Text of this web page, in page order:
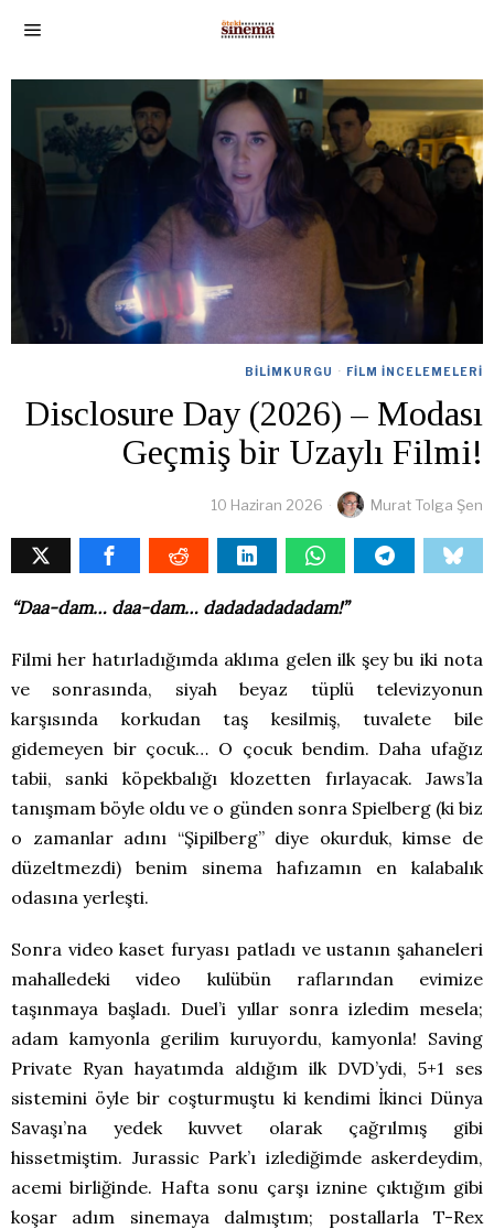
BILIMKURGU · FILM İNCELEMELERI
Disclosure Day (2026) – Modası
Geçmiş bir Uzaylı Filmi!
10 Haziran 2026 Murat Tolga Şen
“Daa-dam… daa-dam… dadadadadadam!”
Filmi her hatırladığımda aklıma gelen ilk şey bu iki nota
ve sonrasında, siyah beyaz tüplü televizyonun
karşısında korkudan taş kesilmiş, tuvalete bile
gidemeyen bir çocuk… O çocuk bendim. Daha ufağız
tabii, sanki köpekbalığı klozetten fırlayacak. Jaws’la
tanışmam böyle oldu ve o günden sonra Spielberg (ki biz
o zamanlar adını “Şipilberg” diye okurduk, kimse de
düzeltmezdi) benim sinema hafızamın en kalabalık
odasına yerleşti.
Sonra video kaset furyası patladı ve ustanın şahaneleri
mahalledeki video kulübün raflarından evimize
taşınmaya başladı. Duel’i yıllar sonra izledim mesela;
adam kamyonla gerilim kuruyordu, kamyonla! Saving
Private Ryan hayatımda aldığım ilk DVD’ydi, 5+1 ses
sistemini öyle bir coşturmuştu ki kendimi İkinci Dünya
Savaşı’na yedek kuvvet olarak çağrılmış gibi
hissetmiştim. Jurassic Park’ı izlediğimde askerdeydim,
acemi birliğinde. Hafta sonu çarşı iznine çıktığım gibi
koşar adım sinemaya dalmıştım; postallarla T-Rex